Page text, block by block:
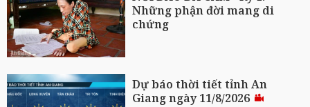
Những phận đời mang di
chứng
Dự báo thời tiết tỉnh An
Giang ngày 11/8/2026